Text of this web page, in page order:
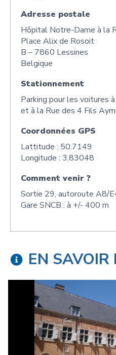
Adresse postale
Hôpital Notre-Dame à la
Place Alix de Rosoit
B – 7860 Lessines
Belgique
Stationnement
Parking pour les voitures
et à la Rue des 4 Fils
Coordonnées GPS
Lattitude : 50.7149
Longitude : 3.83048
Comment venir ?
Sortie 29, autoroute A8/
Gare SNCB : à +/- 400 m
EN SAVOIR